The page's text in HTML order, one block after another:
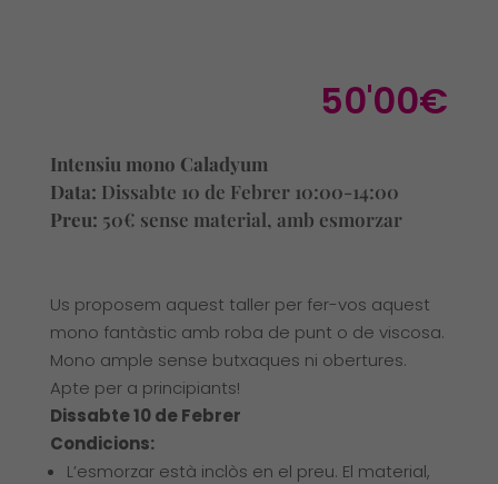
50'00€
Intensiu mono Caladyum
Data: Dissabte 10 de Febrer 10:00-14:00
Preu: 50€ sense material, amb esmorzar
Us proposem aquest taller per fer-vos aquest
mono fantàstic amb roba de punt o de viscosa.
Mono ample sense butxaques ni obertures.
Apte per a principiants!
Dissabte 10 de Febrer
Condicions:
L’esmorzar està inclòs en el preu. El material,